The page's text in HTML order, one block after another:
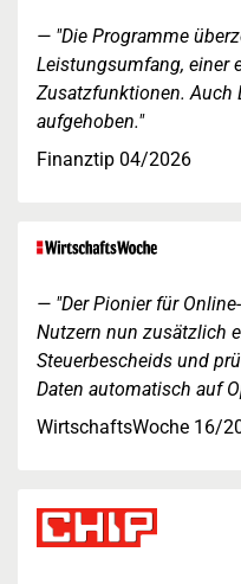
"Die Programme
Leistungsumfang, einer
Zusatzfunktionen. Auch
aufgehoben."
Finanztip 04/2026
"Der Pionier für
Nutzern nun zusätzlich
Steuerbescheids und
Daten automatisch auf
WirtschaftsWoche 16/